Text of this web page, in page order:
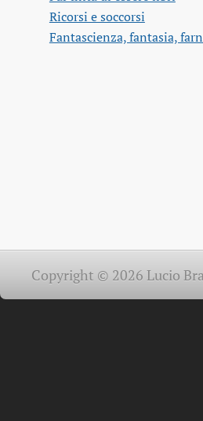
Ricorsi e soccorsi
Fantascienza, fantasia,
Copyright © 2026 Lucio